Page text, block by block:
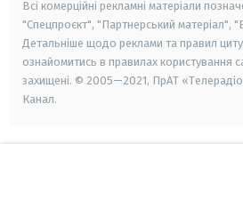
Всі комерційні рекламні матеріали
"Спецпроєкт", "Партнерський матеріал",
Детальніше щодо реклами та правил
ознайомитись в правилах користування
захищені. © 2005—2021, ПрАТ
Канал.